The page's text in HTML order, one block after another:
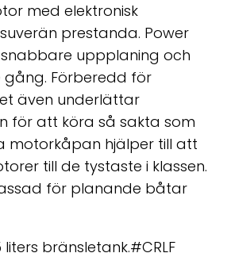
med elektronisk
prestanda. Power
uppplaning och
gång. Förberedd för
även underlättar
för att köra så sakta som
motorkåpan hjälper till att
till de tystaste i klassen.
för planande båtar
bränsletank.#CRLF